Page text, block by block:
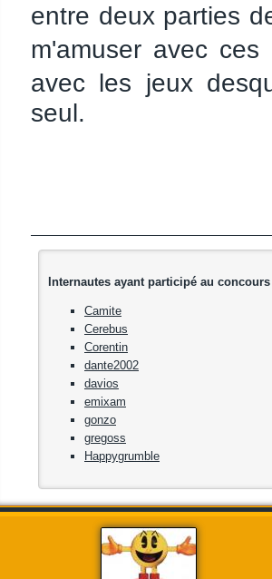
entre deux parties
m'amuser avec
avec les jeux
seul.
Internautes ayant participé au
Camite
Cerebus
Corentin
dante2002
davios
emixam
gonzo
gregoss
Happygrumble